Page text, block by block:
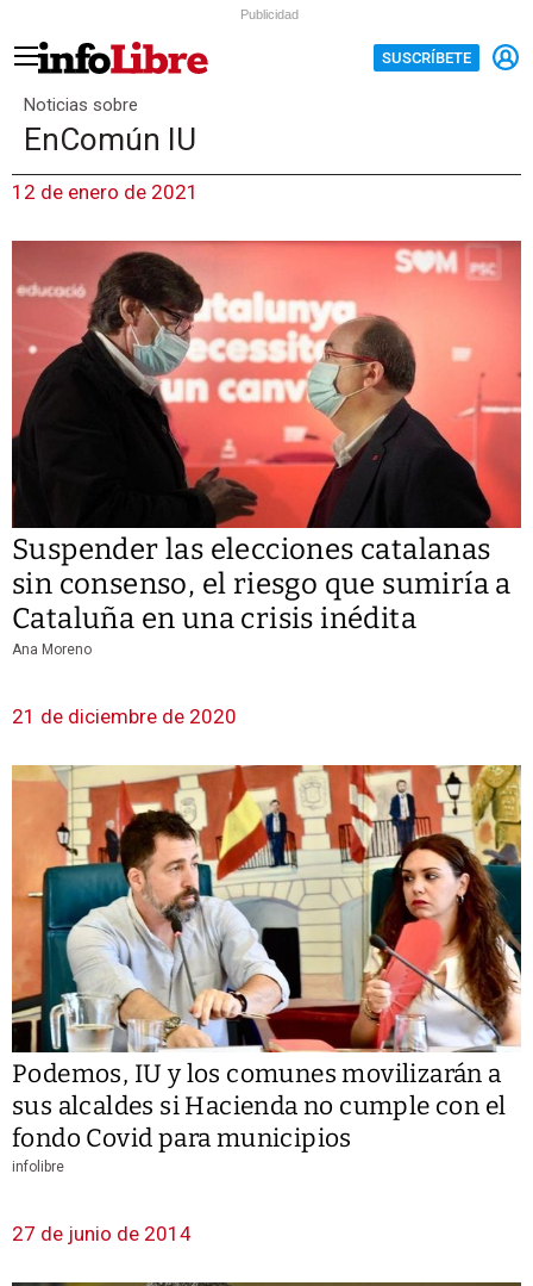
Publicidad
SUSCRÍBETE
Noticias sobre
EnComún IU
12 de enero de 2021
Suspender las elecciones catalanas
sin consenso, el riesgo que sumiría a
Cataluña en una crisis inédita
Ana Moreno
21 de diciembre de 2020
Podemos, IU y los comunes movilizarán a
sus alcaldes si Hacienda no cumple con el
fondo Covid para municipios
infolibre
27 de junio de 2014